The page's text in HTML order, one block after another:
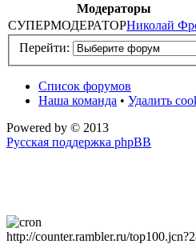
Модераторы
СУПЕРМОДЕРАТОРНиколай
Перейти:
Список форумов
Наша команда • Удалить
Powered by © 2013
Русская поддержка phpBB
http://counter.rambler.ru/